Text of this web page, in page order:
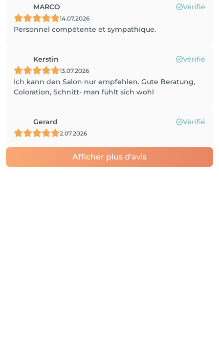
MARCO Vérifié
14.07.2026
Personnel compétente et sympathique.
Kerstin Vérifié
13.07.2026
Ich kann den Salon nur empfehlen. Gute Beratung,
Coloration, Schnitt- man fühlt sich wohl
Gerard Vérifié
2.07.2026
Afficher plus d'avis